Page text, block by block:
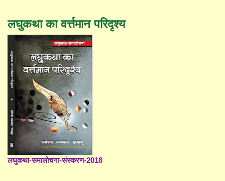
लघुकथा का वर्त्तमान परिदृश्य
लघुकथा-समालोचना-संस्करण-2018